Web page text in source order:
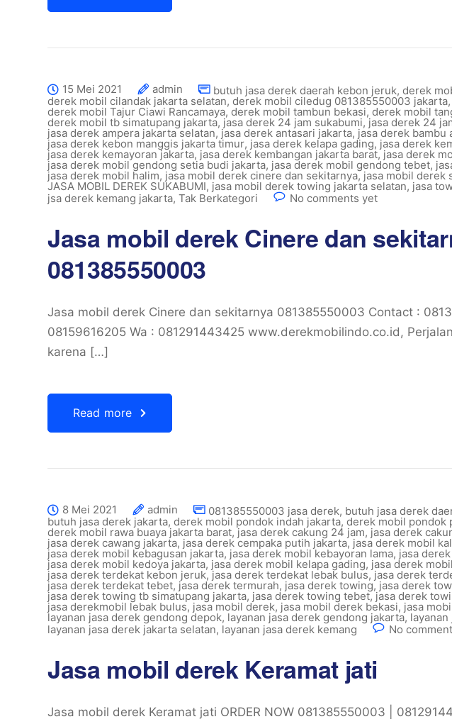
15 Mei 2021 admin butuh jasa derek daerah kebon jeruk, derek
derek mobil cilandak jakarta selatan, derek mobil ciledug 081385550003 jakarta,
derek mobil Tajur Ciawi Rancamaya, derek mobil tambun bekasi, derek mobil
derek mobil tb simatupang jakarta, jasa derek 24 jam sukabumi,jasa derek 24
jasa derek ampera jakarta selatan, jasa derek antasari jakarta, jasa derek bambu
jasa derek kebon manggis jakarta timur, jasa derek kelapa gading, jasa derek
jasa derek kemayoran jakarta, jasa derek kembangan jakarta barat, jasa derek
jasa derek mobil gendong setia budi jakarta, jasa derek mobil gendong tebet,
jasa derek mobil halim, jasa mobil derek cinere dan sekitarnya, jasa mobil derek
JASA MOBIL DEREK SUKABUMI, jasa mobil derek towing jakarta selatan, jasa
jsa derek kemang jakarta, Tak Berkategori No comments yet
Jasa mobil derek Cinere dan
081385550003
Jasa mobil derek Cinere dan sekitarnya 081385550003 Contact :
08159616205 Wa : 081291443425 www.derekmobilindo.co.id,
karena […]
Read more
8 Mei 2021 admin 081385550003 jasa derek, butuh jasa derek
butuh jasa derek jakarta, derek mobil pondok indah jakarta, derek mobil pondok
derek mobil rawa buaya jakarta barat,jasa derek cakung 24 jam, jasa derek
jasa derek cawang jakarta, jasa derek cempaka putih jakarta, jasa derek mobil
jasa derek mobil kebagusan jakarta, jasa derek mobil kebayoran lama, jasa
jasa derek mobil kedoya jakarta, jasa derek mobil kelapa gading, jasa derek
jasa derek terdekat kebon jeruk,jasa derek terdekat lebak bulus,jasa derek
jasa derek terdekat tebet, jasa derek termurah, jasa derek towing, jasa derek
jasa derek towing tb simatupang jakarta, jasa derek towing tebet,jasa derek
jasa derekmobil lebak bulus, jasa mobil derek, jasa mobil derek bekasi, jasa
layanan jasa derek gendong depok, layanan jasa derek gendong jakarta,
layanan jasa derek jakarta selatan, layanan jasa derek kemang No
Jasa mobil derek Keramat jati
Jasa mobil derek Keramat jati ORDER NOW 081385550003 |